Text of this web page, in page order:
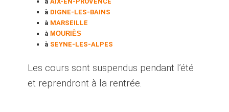
à DIGNE-LES-BAINS
à MARSEILLE
à MOURIÈS
à SEYNE-LES-ALPES
Les cours sont suspendus pendant l’été
et reprendront à la rentrée.